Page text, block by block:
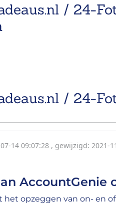
/ 24-
/ 24-
14 09:07:28 , gewijzigd: 2021-
AccountGenie
het opzeggen van on- en